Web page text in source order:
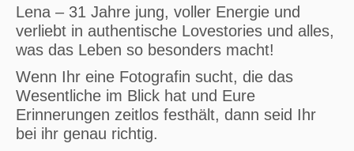
Lena – 31 Jahre jung, voller Energie und
verliebt in authentische Lovestories und alles,
was das Leben so besonders macht!
Wenn Ihr eine Fotografin sucht, die das
Wesentliche im Blick hat und Eure
Erinnerungen zeitlos festhält, dann seid Ihr
bei ihr genau richtig.